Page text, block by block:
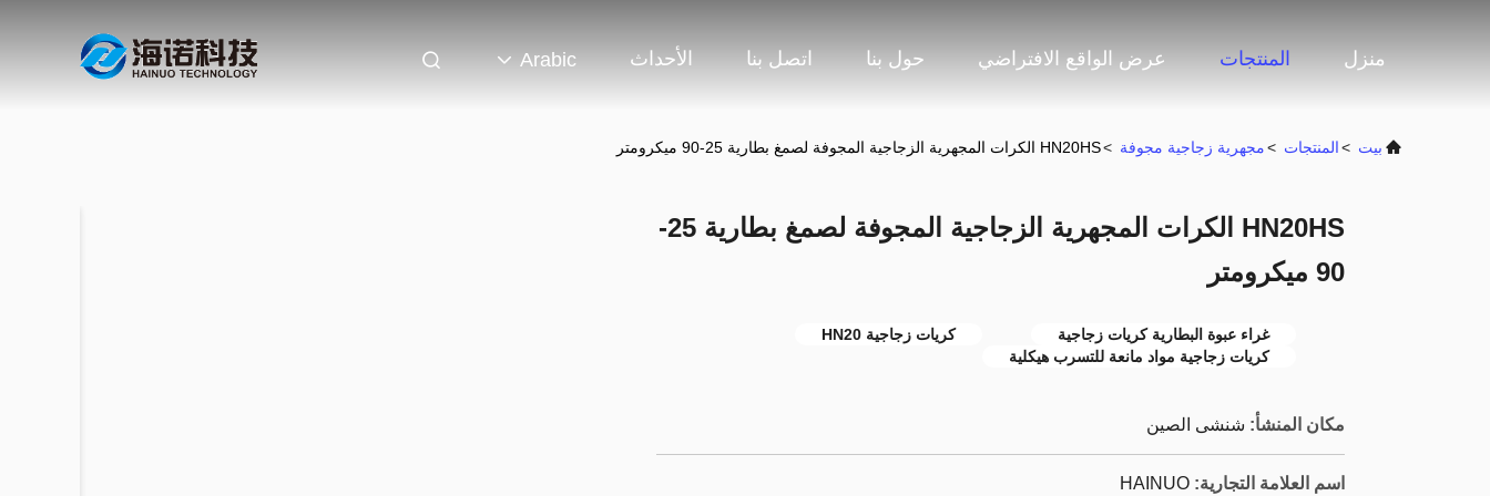
منزل المنتجات عرض الواقع الافتراضي حول بنا اتصل بنا الأحداث Arabic
بيت >المنتجات >مجهرية زجاجية مجوفة >HN20HS الكرات المجهرية الزجاجية المجوفة لصمغ بطارية 25-90 ميكرومتر
HN20HS الكرات المجهرية الزجاجية المجوفة لصمغ بطارية 25-
90 ميكرومتر
غراء عبوة البطارية كريات زجاجية
كريات زجاجية HN20
كريات زجاجية مواد مانعة للتسرب هيكلية
مكان المنشأ: شنشى الصين
اسم العلامة التجارية: HAINUO